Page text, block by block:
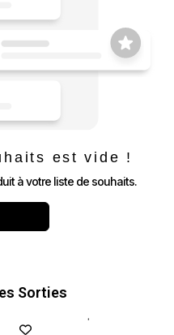
est vide !
à votre liste de souhaits.
Sorties